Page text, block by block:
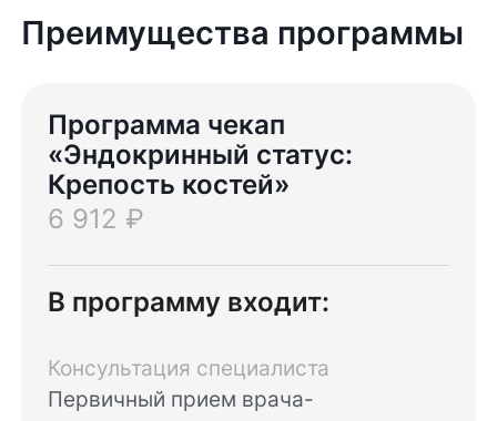
Преимущества программы
Программа чекап
«Эндокринный статус:
Крепость костей»
6 912 ₽
В программу входит:
Консультация специалиста
Первичный прием врача-